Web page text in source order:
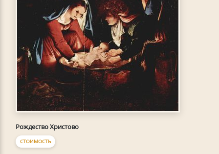
Рождество Христово
СТОИМОСТЬ